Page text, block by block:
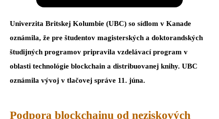
Univerzita Britskej Kolumbie (UBC) so sídlom v Kanade
oznámila, že pre študentov magisterských a doktorandských
študijných programov pripravila vzdelávací program v
oblasti technológie blockchain a distribuovanej knihy. UBC
oznámila vývoj v tlačovej správe 11. júna.
Podpora blockchainu od neziskových